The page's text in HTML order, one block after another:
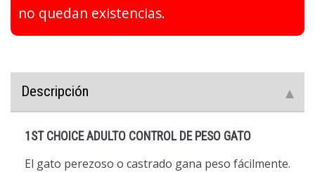
no quedan existencias.
Descripción
1ST CHOICE ADULTO CONTROL DE PESO GATO
El gato perezoso o castrado gana peso fácilmente.